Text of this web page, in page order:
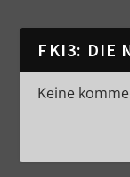
FKI3: DIE
Keine